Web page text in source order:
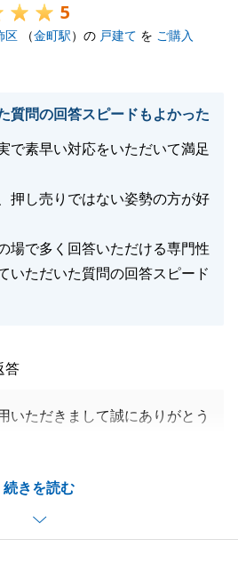
新しいご生活が素敵なものにな
り申し上げます。
お住み心地などのご感想もお聞
5
区 （金町駅）の 戸建て を ご購入
質問の回答スピードもよかった
で素早い対応をいただいて満足
押し売りではない姿勢の方が好
場で多く回答いただける専門性
いただいた質問の回答スピード
続きを読む
答
いただきまして誠にありがとう
後のお手続きからお引渡しまで
できたのも、
そだと思っております。